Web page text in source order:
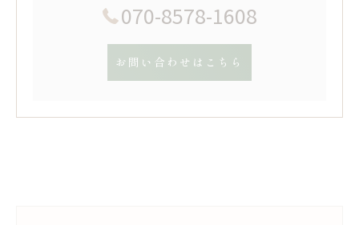
070-8578-1608
お問い合わせはこちら